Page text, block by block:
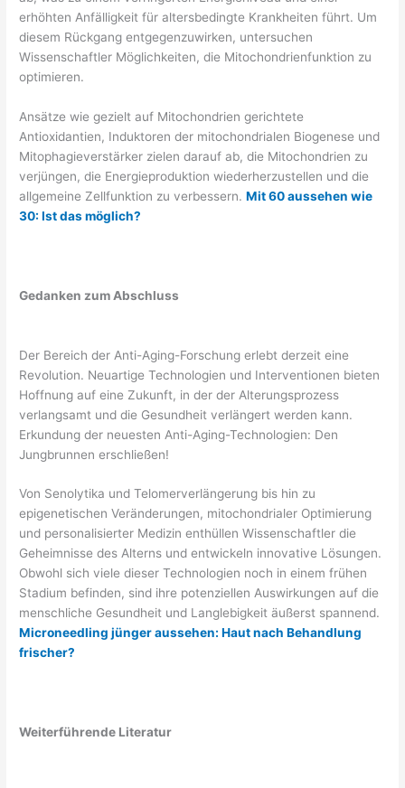
erhöhten Anfälligkeit für altersbedingte Krankheiten führt. Um
diesem Rückgang entgegenzuwirken, untersuchen
Wissenschaftler Möglichkeiten, die Mitochondrienfunktion zu
optimieren.
Ansätze wie gezielt auf Mitochondrien gerichtete
Antioxidantien, Induktoren der mitochondrialen Biogenese und
Mitophagieverstärker zielen darauf ab, die Mitochondrien zu
verjüngen, die Energieproduktion wiederherzustellen und die
allgemeine Zellfunktion zu verbessern.Mit 60 aussehen wie
30: Ist das möglich?
Gedanken zum Abschluss
Der Bereich der Anti-Aging-Forschung erlebt derzeit eine
Revolution. Neuartige Technologien und Interventionen bieten
Hoffnung auf eine Zukunft, in der der Alterungsprozess
verlangsamt und die Gesundheit verlängert werden kann.
Erkundung der neuesten Anti-Aging-Technologien: Den
Jungbrunnen erschließen!
Von Senolytika und Telomerverlängerung bis hin zu
epigenetischen Veränderungen, mitochondrialer Optimierung
und personalisierter Medizin enthüllen Wissenschaftler die
Geheimnisse des Alterns und entwickeln innovative Lösungen.
Obwohl sich viele dieser Technologien noch in einem frühen
Stadium befinden, sind ihre potenziellen Auswirkungen auf die
menschliche Gesundheit und Langlebigkeit äußerst spannend.
Microneedling jünger aussehen: Haut nach Behandlung
frischer?
Weiterführende Literatur